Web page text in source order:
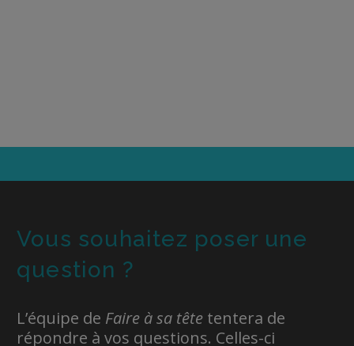
Vous souhaitez poser une
question ?
L’équipe de Faire à sa tête tentera de
répondre à vos questions. Celles-ci